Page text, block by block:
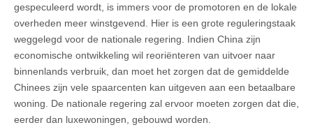
gespeculeerd wordt, is immers voor de promotoren en de lokale
overheden meer winstgevend. Hier is een grote reguleringstaak
weggelegd voor de nationale regering. Indien China zijn
economische ontwikkeling wil reoriënteren van uitvoer naar
binnenlands verbruik, dan moet het zorgen dat de gemiddelde
Chinees zijn vele spaarcenten kan uitgeven aan een betaalbare
woning. De nationale regering zal ervoor moeten zorgen dat die,
eerder dan luxewoningen, gebouwd worden.